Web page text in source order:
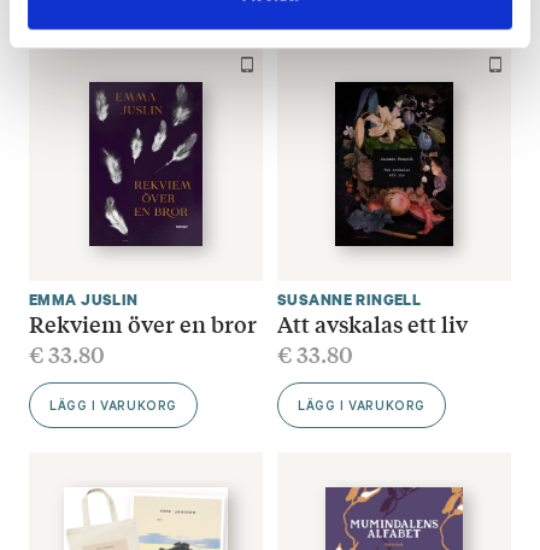
EMMA JUSLIN
Rekviem över en bror
€33.80
LÄGG I VARUKORG
SUSANNE RINGELL
Att avskalas ett liv
€33.80
LÄGG I VARUKORG